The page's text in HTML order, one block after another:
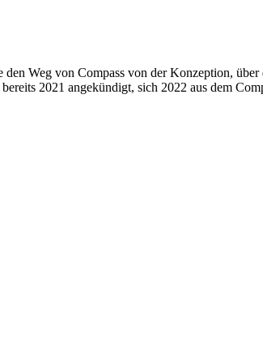
Weg von Compass von der Konzeption,
2021 angekündigt, sich 2022 aus dem